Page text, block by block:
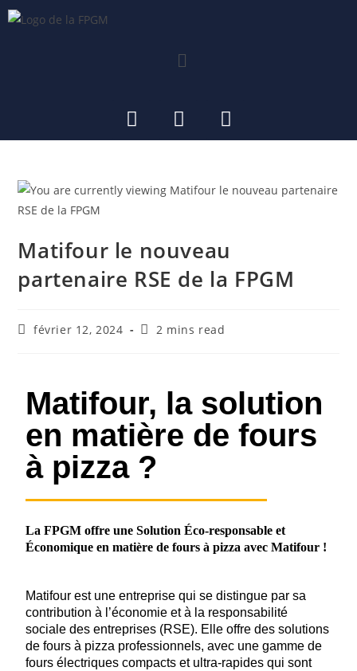
Matifour le nouveau
partenaire RSE de la FPGM
février 12, 2024 2 mins read
Matifour, la solution
en matière de fours
à pizza ?
La FPGM offre une Solution Éco-responsable et
Économique en matière de fours à pizza avec Matifour !
Matifour est une entreprise qui se distingue par sa
contribution à l’économie et à la responsabilité
sociale des entreprises (RSE). Elle offre des solutions
de fours à pizza professionnels, avec une gamme de
fours électriques compacts et ultra-rapides qui sont